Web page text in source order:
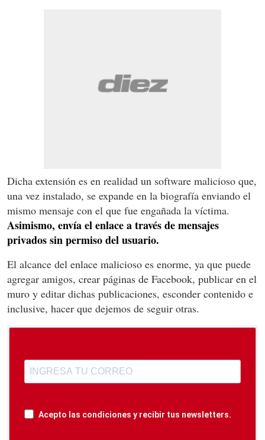
Dicha extensión es en realidad un software malicioso que,
una vez instalado, se expande en la biografía enviando el
mismo mensaje con el que fue engañada la víctima.
Asimismo, envía el enlace a través de mensajes
privados sin permiso del usuario.
El alcance del enlace malicioso es enorme, ya que puede
agregar amigos, crear páginas de Facebook, publicar en el
muro y editar dichas publicaciones, esconder contenido e
inclusive, hacer que dejemos de seguir otras.
Acepto las condiciones y recibir tus newsletters.